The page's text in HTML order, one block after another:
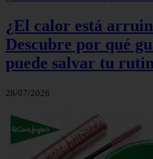
¿El calor está
Descubre por qué
puede salvar tu
28/07/2026